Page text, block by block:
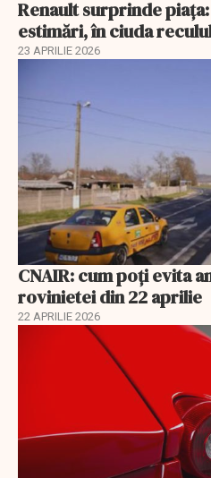
Renault surprinde
estimări, în ciuda
23 APRILIE 2026
CNAIR: cum poți evita
rovinietei din 22 aprilie
22 APRILIE 2026